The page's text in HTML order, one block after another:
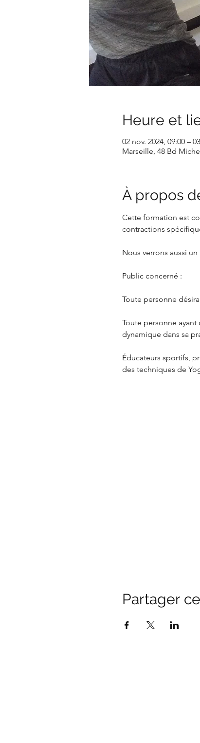
Heure et
02 nov. 2024, 09:00 –
Marseille, 48 Bd
À propos
Cette formation est
contractions
Nous verrons aussi
Public concerné :
Toute personne
Toute personne
dynamique dans sa
Éducateurs sportifs,
des techniques de
Partager